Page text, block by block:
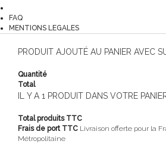
FAQ
MENTIONS LEGALES
PRODUIT AJOUTÉ AU PANIER AVEC
Quantité
Total
IL Y A 1 PRODUIT DANS VOTRE
Total produits TTC
Frais de port TTC Livraison offerte pour la
Métropolitaine